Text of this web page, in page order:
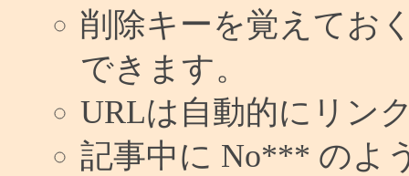
削除キーを覚えてお
できます。
URLは自動的にリン
記事中に No*** のよ